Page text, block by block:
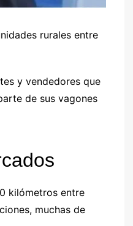
rurales entre
y vendedores que
de sus vagones
kilómetros entre
muchas de